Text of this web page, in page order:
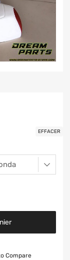
EFFACER
Compare